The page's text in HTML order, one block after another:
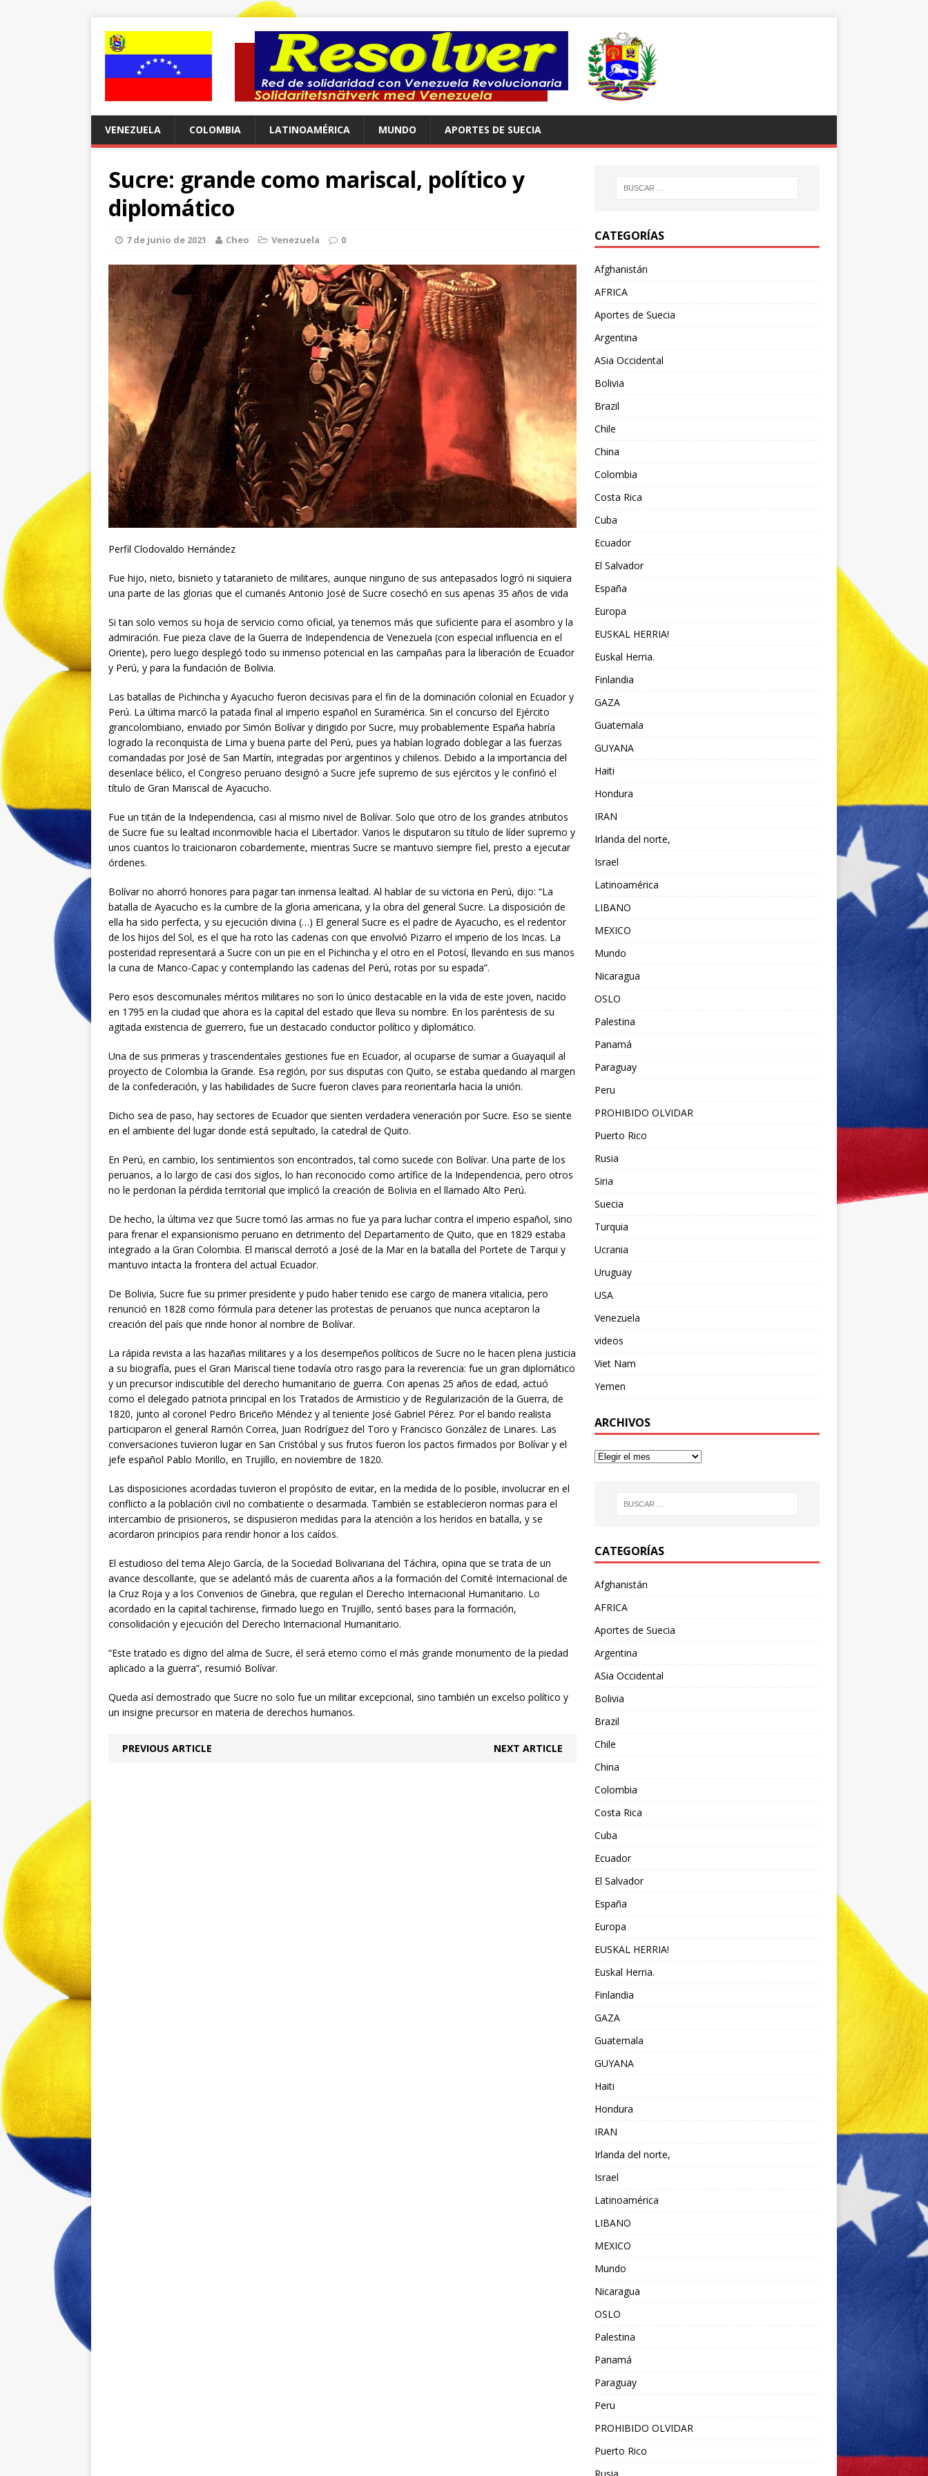
VENEZUELA COLOMBIA LATINOAMÉRICA MUNDO APORTES DE SUECIA
Sucre: grande como mariscal, político y
diplomático
7 de junio de 2021 Cheo Venezuela 0
Perfil Clodovaldo Hernández
Fue hijo, nieto, bisnieto y tataranieto de militares, aunque ninguno de sus antepasados logró ni siquiera
una parte de las glorias que el cumanés Antonio José de Sucre cosechó en sus apenas 35 años de vida
Si tan solo vemos su hoja de servicio como oficial, ya tenemos más que suficiente para el asombro y la
admiración. Fue pieza clave de la Guerra de Independencia de Venezuela (con especial influencia en el
Oriente), pero luego desplegó todo su inmenso potencial en las campañas para la liberación de Ecuador
y Perú, y para la fundación de Bolivia.
Las batallas de Pichincha y Ayacucho fueron decisivas para el fin de la dominación colonial en Ecuador y
Perú. La última marcó la patada final al imperio español en Suramérica. Sin el concurso del Ejército
grancolombiano, enviado por Simón Bolívar y dirigido por Sucre, muy probablemente España habría
logrado la reconquista de Lima y buena parte del Perú, pues ya habían logrado doblegar a las fuerzas
comandadas por José de San Martín, integradas por argentinos y chilenos. Debido a la importancia del
desenlace bélico, el Congreso peruano designó a Sucre jefe supremo de sus ejércitos y le confirió el
título de Gran Mariscal de Ayacucho.
Fue un titán de la Independencia, casi al mismo nivel de Bolívar. Solo que otro de los grandes atributos
de Sucre fue su lealtad inconmovible hacia el Libertador. Varios le disputaron su título de líder supremo y
unos cuantos lo traicionaron cobardemente, mientras Sucre se mantuvo siempre fiel, presto a ejecutar
órdenes.
Bolívar no ahorró honores para pagar tan inmensa lealtad. Al hablar de su victoria en Perú, dijo: “La
batalla de Ayacucho es la cumbre de la gloria americana, y la obra del general Sucre. La disposición de
ella ha sido perfecta, y su ejecución divina (…) El general Sucre es el padre de Ayacucho, es el redentor
de los hijos del Sol, es el que ha roto las cadenas con que envolvió Pizarro el imperio de los Incas. La
posteridad representará a Sucre con un pie en el Pichincha y el otro en el Potosí, llevando en sus manos
la cuna de Manco-Capac y contemplando las cadenas del Perú, rotas por su espada”.
Pero esos descomunales méritos militares no son lo único destacable en la vida de este joven, nacido
en 1795 en la ciudad que ahora es la capital del estado que lleva su nombre. En los paréntesis de su
agitada existencia de guerrero, fue un destacado conductor político y diplomático.
Una de sus primeras y trascendentales gestiones fue en Ecuador, al ocuparse de sumar a Guayaquil al
proyecto de Colombia la Grande. Esa región, por sus disputas con Quito, se estaba quedando al margen
de la confederación, y las habilidades de Sucre fueron claves para reorientarla hacia la unión.
Dicho sea de paso, hay sectores de Ecuador que sienten verdadera veneración por Sucre. Eso se siente
en el ambiente del lugar donde está sepultado, la catedral de Quito.
En Perú, en cambio, los sentimientos son encontrados, tal como sucede con Bolívar. Una parte de los
peruanos, a lo largo de casi dos siglos, lo han reconocido como artífice de la Independencia, pero otros
no le perdonan la pérdida territorial que implicó la creación de Bolivia en el llamado Alto Perú.
De hecho, la última vez que Sucre tomó las armas no fue ya para luchar contra el imperio español, sino
para frenar el expansionismo peruano en detrimento del Departamento de Quito, que en 1829 estaba
integrado a la Gran Colombia. El mariscal derrotó a José de la Mar en la batalla del Portete de Tarqui y
mantuvo intacta la frontera del actual Ecuador.
De Bolivia, Sucre fue su primer presidente y pudo haber tenido ese cargo de manera vitalicia, pero
renunció en 1828 como fórmula para detener las protestas de peruanos que nunca aceptaron la
creación del país que rinde honor al nombre de Bolívar.
La rápida revista a las hazañas militares y a los desempeños políticos de Sucre no le hacen plena justicia
a su biografía, pues el Gran Mariscal tiene todavía otro rasgo para la reverencia: fue un gran diplomático
y un precursor indiscutible del derecho humanitario de guerra. Con apenas 25 años de edad, actuó
como el delegado patriota principal en los Tratados de Armisticio y de Regularización de la Guerra, de
1820, junto al coronel Pedro Briceño Méndez y al teniente José Gabriel Pérez. Por el bando realista
participaron el general Ramón Correa, Juan Rodríguez del Toro y Francisco González de Linares. Las
conversaciones tuvieron lugar en San Cristóbal y sus frutos fueron los pactos firmados por Bolívar y el
jefe español Pablo Morillo, en Trujillo, en noviembre de 1820.
Las disposiciones acordadas tuvieron el propósito de evitar, en la medida de lo posible, involucrar en el
conflicto a la población civil no combatiente o desarmada. También se establecieron normas para el
intercambio de prisioneros, se dispusieron medidas para la atención a los heridos en batalla, y se
acordaron principios para rendir honor a los caídos.
El estudioso del tema Alejo García, de la Sociedad Bolivariana del Táchira, opina que se trata de un
avance descollante, que se adelantó más de cuarenta años a la formación del Comité Internacional de
la Cruz Roja y a los Convenios de Ginebra, que regulan el Derecho Internacional Humanitario. Lo
acordado en la capital tachirense, firmado luego en Trujillo, sentó bases para la formación,
consolidación y ejecución del Derecho Internacional Humanitario.
“Este tratado es digno del alma de Sucre, él será eterno como el más grande monumento de la piedad
aplicado a la guerra”, resumió Bolívar.
Queda así demostrado que Sucre no solo fue un militar excepcional, sino también un excelso político y
un insigne precursor en materia de derechos humanos.
PREVIOUS ARTICLE NEXT ARTICLE
CATEGORÍAS
Afghanistán
AFRICA
Aportes de Suecia
Argentina
ASia Occidental
Bolivia
Brazil
Chile
China
Colombia
Costa Rica
Cuba
Ecuador
El Salvador
España
Europa
EUSKAL HERRIA!
Euskal Herria.
Finlandia
GAZA
Guatemala
GUYANA
Haiti
Hondura
IRAN
Irlanda del norte,
Israel
Latinoamérica
LIBANO
MEXICO
Mundo
Nicaragua
OSLO
Palestina
Panamá
Paraguay
Peru
PROHIBIDO OLVIDAR
Puerto Rico
Rusia
Siria
Suecia
Turquia
Ucrania
Uruguay
USA
Venezuela
videos
Viet Nam
Yemen
ARCHIVOS
CATEGORÍAS
Afghanistán
AFRICA
Aportes de Suecia
Argentina
ASia Occidental
Bolivia
Brazil
Chile
China
Colombia
Costa Rica
Cuba
Ecuador
El Salvador
España
Europa
EUSKAL HERRIA!
Euskal Herria.
Finlandia
GAZA
Guatemala
GUYANA
Haiti
Hondura
IRAN
Irlanda del norte,
Israel
Latinoamérica
LIBANO
MEXICO
Mundo
Nicaragua
OSLO
Palestina
Panamá
Paraguay
Peru
PROHIBIDO OLVIDAR
Puerto Rico